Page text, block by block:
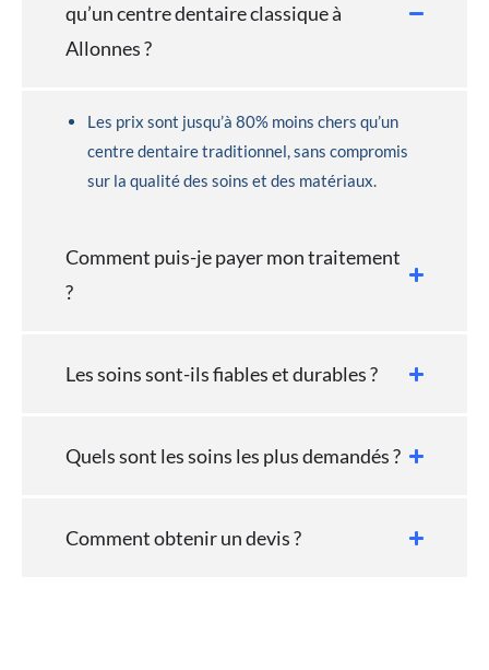
qu’un centre dentaire classique à
Allonnes ?
Les prix sont jusqu’à 80% moins chers qu’un
centre dentaire traditionnel, sans compromis
sur la qualité des soins et des matériaux.
Comment puis-je payer mon traitement
?
Les soins sont-ils fiables et durables ?
Quels sont les soins les plus demandés ?
Comment obtenir un devis ?